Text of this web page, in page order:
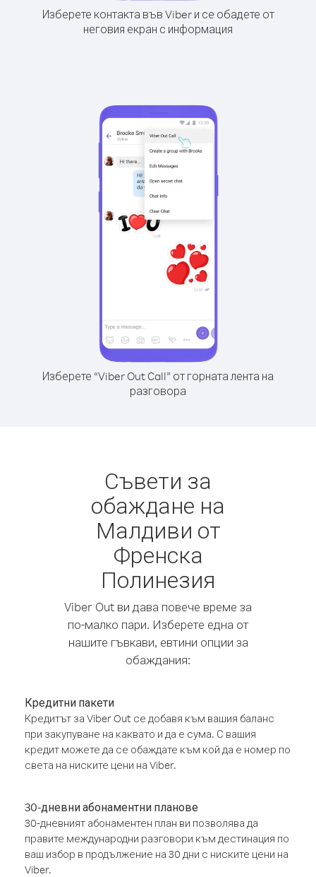
Изберете контакта във Viber и се обадете от
неговия екран с информация
Изберете “Viber Out Call” от горната лента на
разговора
Съвети за
обаждане на
Малдиви от
Френска
Полинезия
Viber Out ви дава повече време за
по-малко пари. Изберете една от
нашите гъвкави, евтини опции за
обаждания:
Кредитни пакети
Кредитът за Viber Out се добавя към вашия баланс
при закупуване на каквато и да е сума. С вашия
кредит можете да се обаждате към кой да е номер по
света на ниските цени на Viber.
30-дневни абонаментни планове
30-дневният абонаментен план ви позволява да
правите международни разговори към дестинация по
ваш избор в продължение на 30 дни с ниските цени на
Viber.